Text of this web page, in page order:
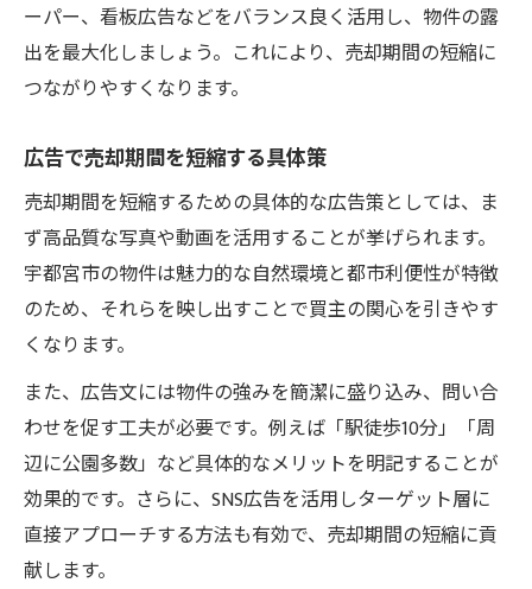
ーパー、看板広告などをバランス良く活用し、物件の露
出を最大化しましょう。これにより、売却期間の短縮に
つながりやすくなります。
広告で売却期間を短縮する具体策
売却期間を短縮するための具体的な広告策としては、ま
ず高品質な写真や動画を活用することが挙げられます。
宇都宮市の物件は魅力的な自然環境と都市利便性が特徴
のため、それらを映し出すことで買主の関心を引きやす
くなります。
また、広告文には物件の強みを簡潔に盛り込み、問い合
わせを促す工夫が必要です。例えば「駅徒歩10分」「周
辺に公園多数」など具体的なメリットを明記することが
効果的です。さらに、SNS広告を活用しターゲット層に
直接アプローチする方法も有効で、売却期間の短縮に貢
献します。